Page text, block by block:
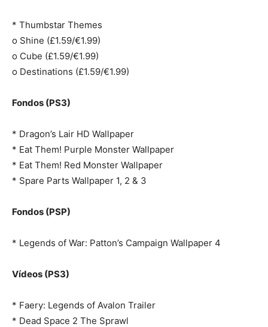
* Thumbstar Themes
o Shine (£1.59/€1.99)
o Cube (£1.59/€1.99)
o Destinations (£1.59/€1.99)
Fondos (PS3)
* Dragon’s Lair HD Wallpaper
* Eat Them! Purple Monster Wallpaper
* Eat Them! Red Monster Wallpaper
* Spare Parts Wallpaper 1, 2 & 3
Fondos (PSP)
* Legends of War: Patton’s Campaign Wallpaper 4
Vídeos (PS3)
* Faery: Legends of Avalon Trailer
* Dead Space 2 The Sprawl